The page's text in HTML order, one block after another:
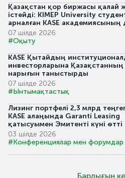
Қазақстан қор биржасы қалай
істейді: KIMEP University
арналған KASE академиясының
07 шілде 2026
#Оқыту
KASE Қытайдың
инвесторларына Қазақстанның
нарығын таныстырды
07 шілде 2026
#Ынтымақтастық
Лизинг портфелі 2,3 млрд
KASE алаңында Garanti Leasing
қатысуымен Эмитенті күні өтті
03 шілде 2026
#Конференциялар мен форумдар
Барлығын